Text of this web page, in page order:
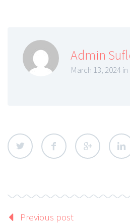
Admin
March 13, 2024 in
Previous post